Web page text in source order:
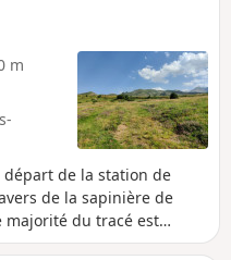
m
de la station de
de la sapinière de
majorité du tracé est